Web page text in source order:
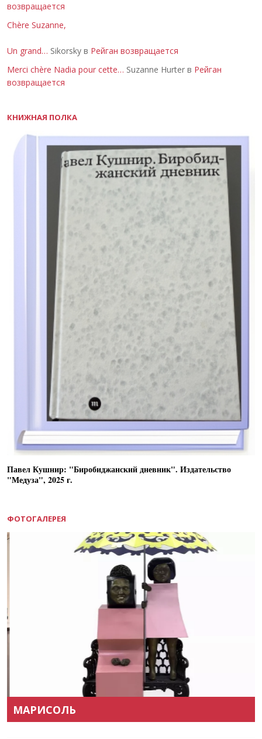
возвращается
Chère Suzanne,
Un grand… Sikorsky в Рейган возвращается
Merci chère Nadia pour cette… Suzanne Hurter в Рейган
возвращается
КНИЖНАЯ ПОЛКА
Павел Кушнир: "Биробиджанский дневник". Издательство
"Медуза", 2025 г.
ФОТОГАЛЕРЕЯ
МАРИСОЛЬ